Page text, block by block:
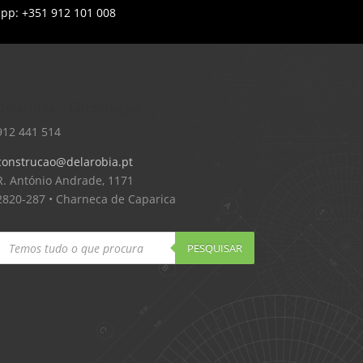
+351 912 101 008
441 514
António Andrade, 1171
287 • Charneca de Caparica
search PESQUISAR